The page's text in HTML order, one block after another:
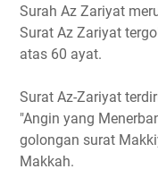
Surah Az Zariyat
Surat Az Zariyat
atas 60 ayat.
Surat Az-Zariyat
"Angin yang
golongan surat
Makkah.